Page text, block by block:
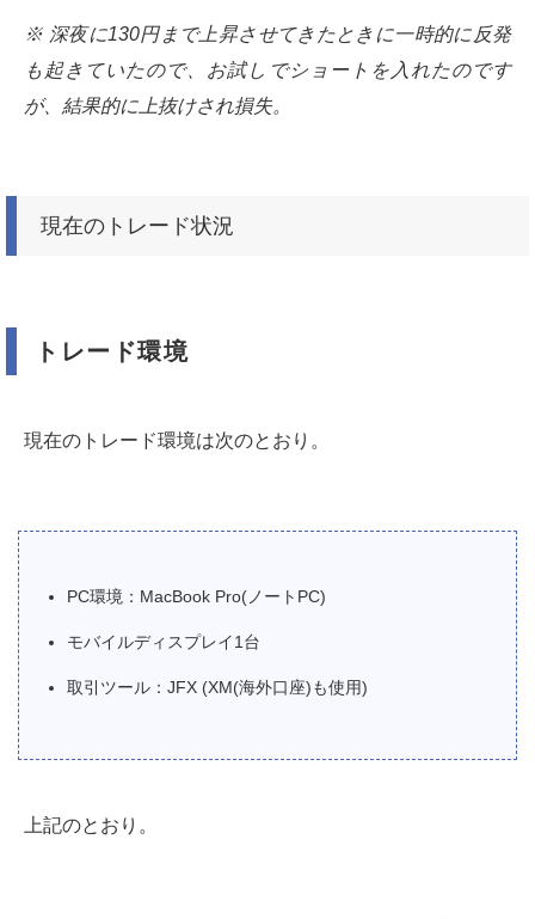
※ 深夜に130円まで上昇させてきたときに一時的に反発
も起きていたので、お試しでショートを入れたのです
が、結果的に上抜けされ損失。
現在のトレード状況
トレード環境
現在のトレード環境は次のとおり。
PC環境：MacBook Pro(ノートPC)
モバイルディスプレイ1台
取引ツール：JFX (XM(海外口座)も使用)
上記のとおり。